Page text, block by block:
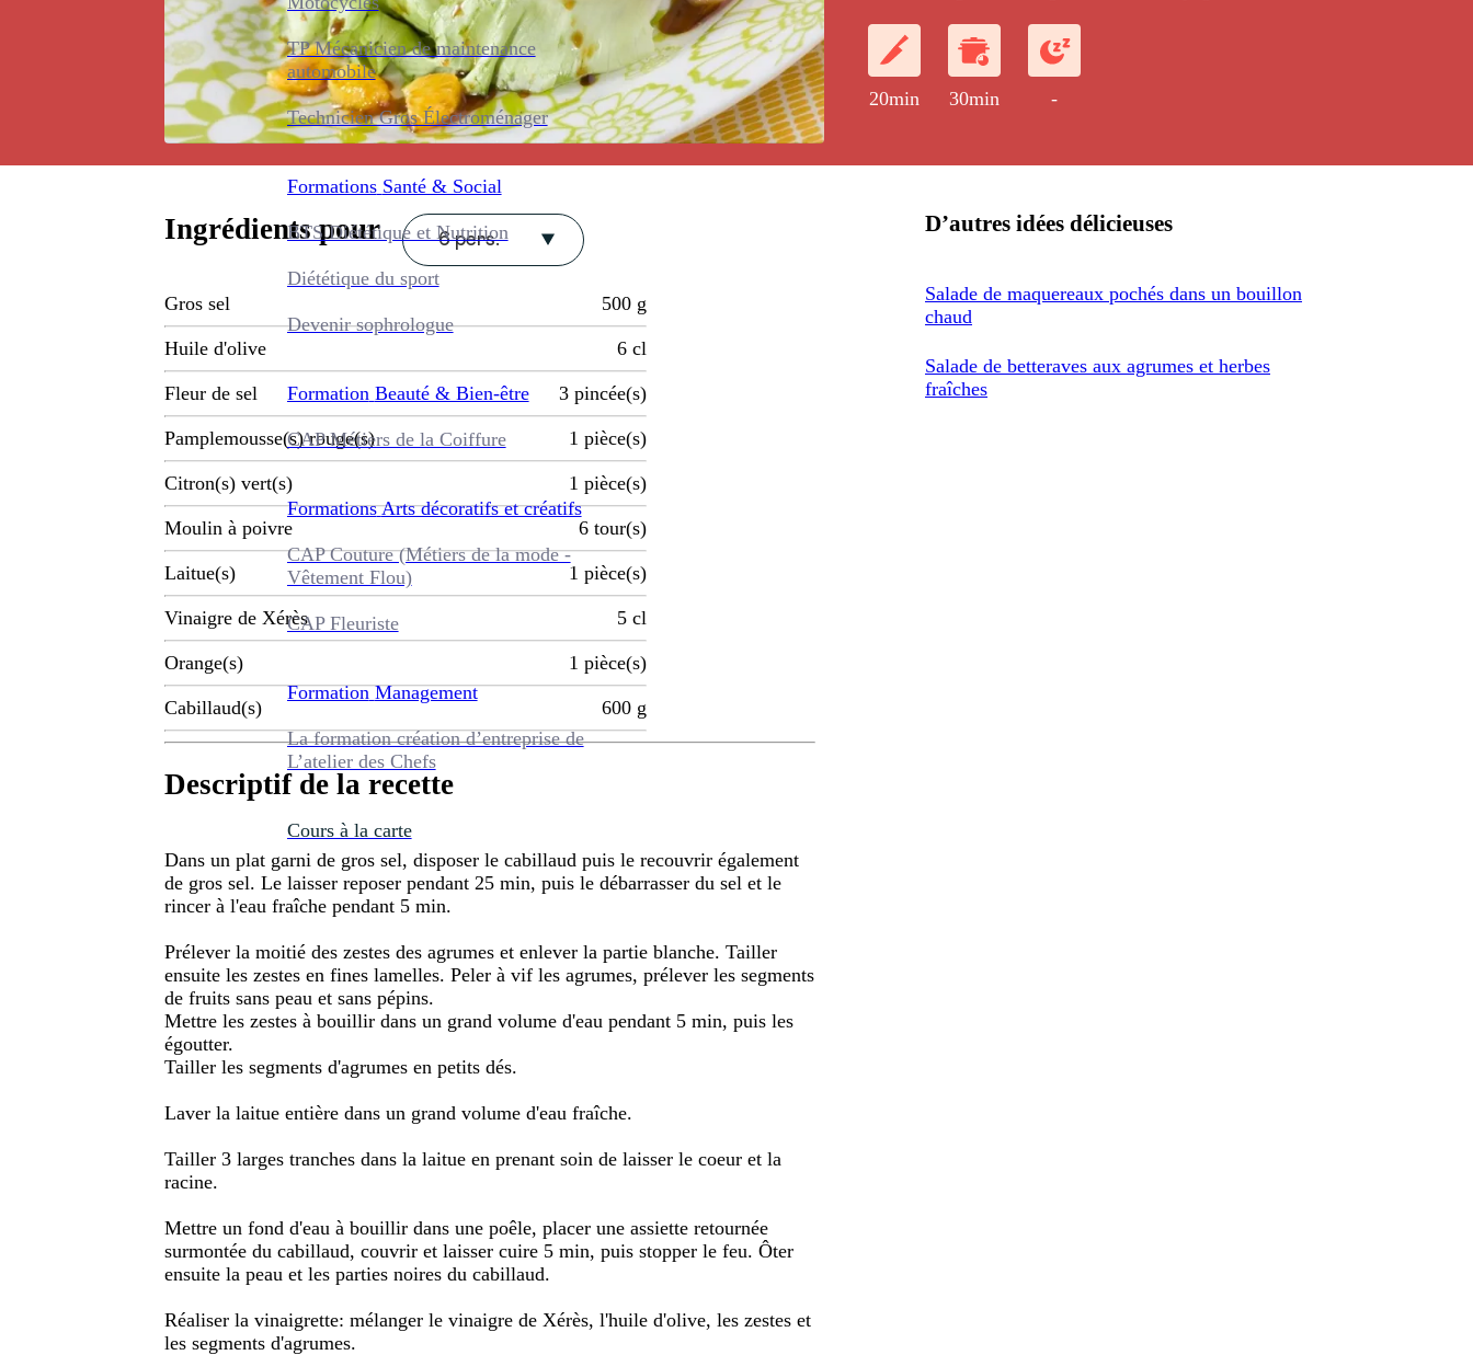
TP Mécanicien de maintenance
automobile
Technicien Gros Électroménager
Formations Santé & Social
BTS Diététique et Nutrition
Diététique du sport
Devenir sophrologue
Formation Beauté & Bien-être
CAP Métiers de la Coiffure
Formations Arts décoratifs et créatifs
CAP Couture (Métiers de la mode -
Vêtement Flou)
CAP Fleuriste
Formation Management
La formation création d’entreprise de
L’atelier des Chefs
Cours à la carte
20min 30min -
Ingrédients pour 6 pers.
Gros sel 500 g
Huile d'olive 6 cl
Fleur de sel 3 pincée(s)
Pamplemousse(s) rouge(s) 1 pièce(s)
Citron(s) vert(s) 1 pièce(s)
Moulin à poivre 6 tour(s)
Laitue(s) 1 pièce(s)
Vinaigre de Xérès 5 cl
Orange(s) 1 pièce(s)
Cabillaud(s) 600 g
Descriptif de la recette
Dans un plat garni de gros sel, disposer le cabillaud puis le recouvrir également
de gros sel. Le laisser reposer pendant 25 min, puis le débarrasser du sel et le
rincer à l'eau fraîche pendant 5 min.
Prélever la moitié des zestes des agrumes et enlever la partie blanche. Tailler
ensuite les zestes en fines lamelles. Peler à vif les agrumes, prélever les segments
de fruits sans peau et sans pépins.
Mettre les zestes à bouillir dans un grand volume d'eau pendant 5 min, puis les
égoutter.
Tailler les segments d'agrumes en petits dés.
Laver la laitue entière dans un grand volume d'eau fraîche.
Tailler 3 larges tranches dans la laitue en prenant soin de laisser le coeur et la
racine.
Mettre un fond d'eau à bouillir dans une poêle, placer une assiette retournée
surmontée du cabillaud, couvrir et laisser cuire 5 min, puis stopper le feu. Ôter
ensuite la peau et les parties noires du cabillaud.
Réaliser la vinaigrette: mélanger le vinaigre de Xérès, l'huile d'olive, les zestes et
les segments d'agrumes.
D’autres idées délicieuses
Salade de maquereaux pochés dans un bouillon
chaud
Salade de betteraves aux agrumes et herbes
fraîches